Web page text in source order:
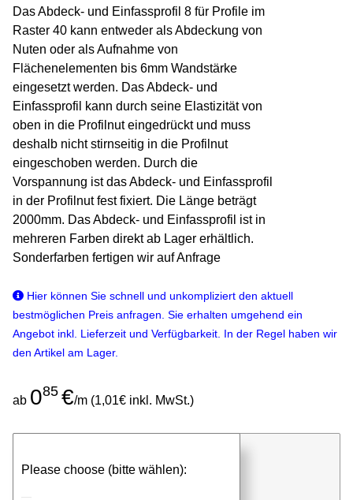
Das Abdeck- und Einfassprofil 8 für Profile im
Raster 40 kann entweder als Abdeckung von
Nuten oder als Aufnahme von
Flächenelementen bis 6mm Wandstärke
eingesetzt werden. Das Abdeck- und
Einfassprofil kann durch seine Elastizität von
oben in die Profilnut eingedrückt und muss
deshalb nicht stirnseitig in die Profilnut
eingeschoben werden. Durch die
Vorspannung ist das Abdeck- und Einfassprofil
in der Profilnut fest fixiert. Die Länge beträgt
2000mm. Das Abdeck- und Einfassprofil ist in
mehreren Farben direkt ab Lager erhältlich.
Sonderfarben fertigen wir auf Anfrage
Hier können Sie schnell und unkompliziert den aktuell
bestmöglichen Preis anfragen. Sie erhalten umgehend ein
Angebot inkl. Lieferzeit und Verfügbarkeit. In der Regel haben wir
den Artikel am Lager.
ab 085 €/m (1,01€ inkl. MwSt.)
Please choose (bitte wählen):
⮮